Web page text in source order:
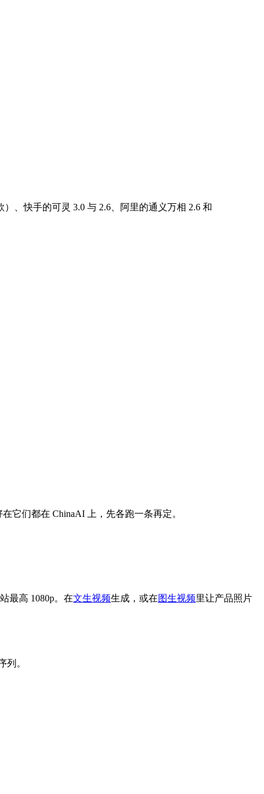
、快手的可灵 3.0 与 2.6、阿里的通义万相 2.6 和
在它们都在 ChinaAI 上，先各跑一条再定。
最高 1080p。在文生视频生成，或在图生视频里让产品照片
列。